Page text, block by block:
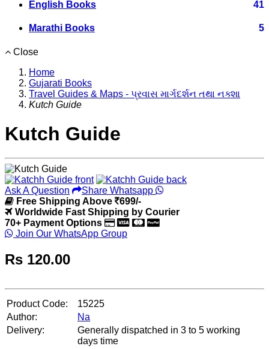
English Books 41
Marathi Books 5
Close
Home
Gujarati Books
Travel Guides & Maps - પ્રવાસ માર્ગદર્શન તથા નક્શા
Kutch Guide
Kutch Guide
Ask A Question
Share Whatsapp
Free Shipping Above
699/-
Worldwide Fast Shipping by Courier
70+ Payment Options
Join Our WhatsApp Group
Rs 120.00
Product Code:
15225
Author:
Na
Delivery:
Generally dispatched in 3 to 5 working
days time